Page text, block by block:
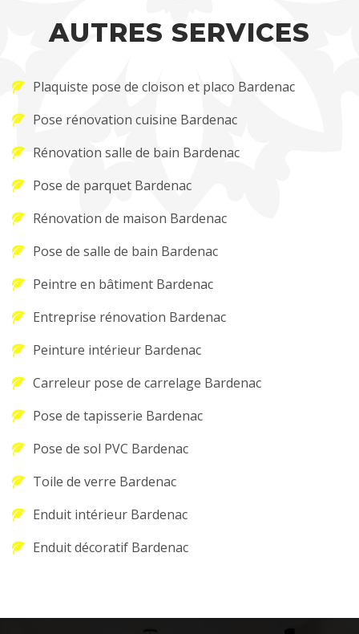
AUTRES SERVICES
Plaquiste pose de cloison et placo Bardenac
Pose rénovation cuisine Bardenac
Rénovation salle de bain Bardenac
Pose de parquet Bardenac
Rénovation de maison Bardenac
Pose de salle de bain Bardenac
Peintre en bâtiment Bardenac
Entreprise rénovation Bardenac
Peinture intérieur Bardenac
Carreleur pose de carrelage Bardenac
Pose de tapisserie Bardenac
Pose de sol PVC Bardenac
Toile de verre Bardenac
Enduit intérieur Bardenac
Enduit décoratif Bardenac